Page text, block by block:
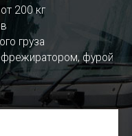
200 кг
груза
фурой